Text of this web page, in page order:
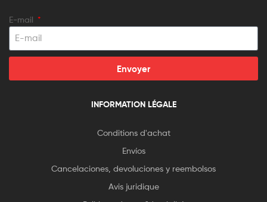
E-mail
Envoyer
INFORMATION LÉGALE
Conditions d'achat
Envíos
Cancelaciones, devoluciones y reembolsos
Avis juridique